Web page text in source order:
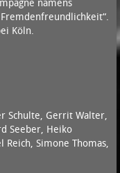
Köln.
Schulte, Gerrit Walter,
Seeber, Heiko
Reich, Simone Thomas,